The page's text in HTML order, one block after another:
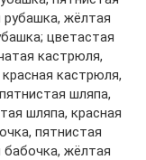
рубашка, жёлтая
цветастая
кастрюля,
кастрюля,
шляпа,
шляпа, красная
пятнистая
бабочка, жёлтая